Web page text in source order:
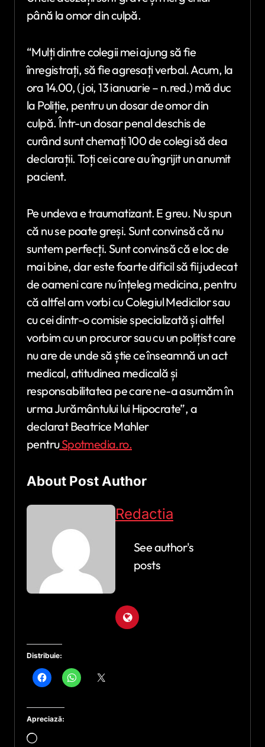
până la omor din culpă.
“Mulți dintre colegii mei ajung să fie
înregistrați, să fie agresați verbal. Acum, la
ora 14.00, ( joi, 13 ianuarie – n.red.) mă duc
la Poliție, pentru un dosar de omor din
culpă. Într-un dosar penal deschis de
curând sunt chemați 100 de colegi să dea
declarații. Toți cei care au îngrijit un anumit
pacient.
Pe undeva e traumatizant. E greu. Nu spun
că nu se poate greși. Sunt convinsă că nu
suntem perfecți. Sunt convinsă că e loc de
mai bine, dar este foarte dificil să fii judecat
de oameni care nu înțeleg medicina, pentru
că altfel am vorbi cu Colegiul Medicilor sau
cu cei dintr-o comisie specializată și altfel
vorbim cu un procuror sau cu un polițist care
nu are de unde să știe ce înseamnă un act
medical, atitudinea medicală și
responsabilitatea pe care ne-a asumăm în
urma Jurământului lui Hipocrate”, a
declarat Beatrice Mahler
pentruSpotmedia.ro.
About Post Author
Redactia
See author's
posts
Distribuie:
Apreciază:
Încarc...